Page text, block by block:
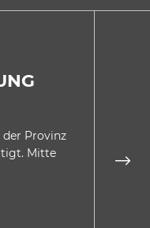
der Provinz
Mitte